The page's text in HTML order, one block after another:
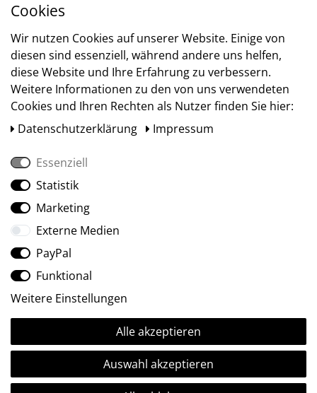
Versand
Social Media
Ⓒ2009-2026 ARTland GmbH • Alle Rechte vorbehalten.
Cookies
Wir nutzen Cookies auf unserer Website. Einige von
diesen sind essenziell, während andere uns helfen,
diese Website und Ihre Erfahrung zu verbessern.
Weitere Informationen zu den von uns verwendeten
Cookies und Ihren Rechten als Nutzer finden Sie hier:
Daten­schutz­erklärung
Impressum
Essenziell
Statistik
Marketing
Externe Medien
PayPal
Funktional
Weitere Einstellungen
Alle akzeptieren
Auswahl akzeptieren